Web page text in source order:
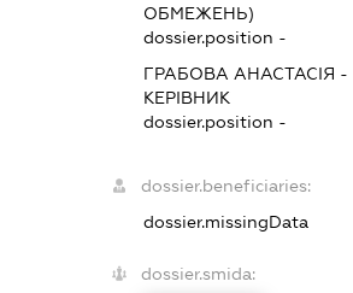
ОБМЕЖЕНЬ)
dossier.position -
ГРАБОВА АНАСТАСІЯ -
КЕРІВНИК
dossier.position -
dossier.beneficiaries:
dossier.missingData
dossier.smida: